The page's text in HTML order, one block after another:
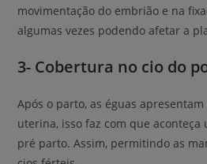
movimentação do embrião e na
algumas vezes podendo afetar a
3- Cobertura no cio do
Após o parto, as éguas
uterina, isso faz com que
pré parto. Assim, permitindo as